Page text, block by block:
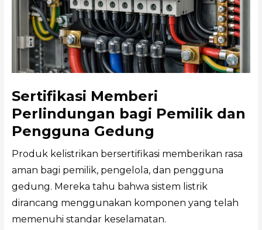
Sertifikasi Memberi
Perlindungan bagi Pemilik dan
Pengguna Gedung
Produk kelistrikan bersertifikasi memberikan rasa
aman bagi pemilik, pengelola, dan pengguna
gedung. Mereka tahu bahwa sistem listrik
dirancang menggunakan komponen yang telah
memenuhi standar keselamatan.